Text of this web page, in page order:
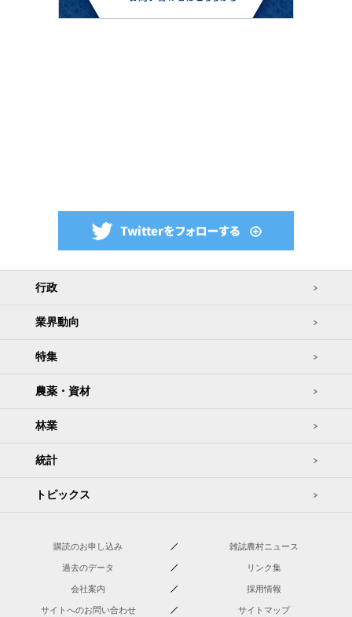
行政
業界動向
特集
農薬・資材
林業
統計
トピックス
購読のお申し込み 雑誌農村ニュース
過去のデータ リンク集
会社案内 採用情報
サイトへのお問い合わせ サイトマップ